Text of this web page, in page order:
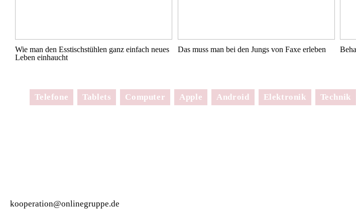
Wie man den Esstischstühlen ganz einfach neues
Leben einhaucht
Das muss man bei den Jungs von Faxe erleben
Telefone Tablets Computer Apple Android Elektronik Technik
kooperation@onlinegruppe.de